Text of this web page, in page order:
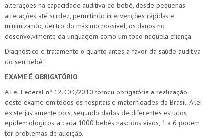
alterações na capacidade auditiva do bebê, desde pequenas
alterações até surdez, permitindo intervenções rápidas e
minimizando, dentro do máximo possível, os danos no
desenvolvimento da linguagem como um todo naquela criança.
Diagnóstico e tratamento o quanto antes a favor da saúde auditiva
do seu bebê!
EXAME É OBRIGATÓRIO
A Lei Federal nº 12.303/2010 tornou obrigatória a realização
deste exame em todos os hospitais e maternidades do Brasil. A lei
existe justamente pois, segundo dados de diferentes estudos
epidemiológicos, a cada 1000 bebês nascidos vivos, 1 a 6 podem
ter problemas de audição.